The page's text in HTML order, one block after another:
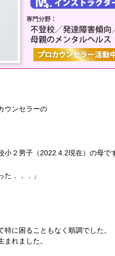
ウンセラーの
小２男子（2022.4.2現在）の母で
た．．．」
に困ることもなく順調でした。
れました。